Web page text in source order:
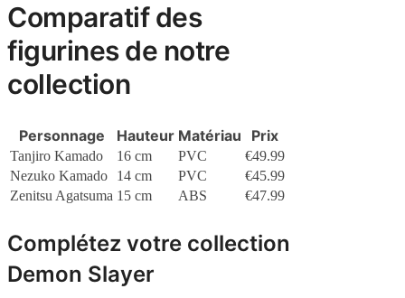
Comparatif des
figurines de notre
collection
Personnage Hauteur Matériau Prix
Tanjiro Kamado 16 cm PVC
€49.99
Nezuko Kamado
14 cm PVC
€45.99
Zenitsu Agatsuma 15 cm ABS €47.99
Complétez votre collection
Demon Slayer